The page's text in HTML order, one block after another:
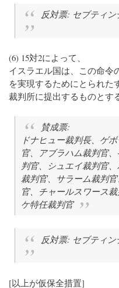
反対票: セブティ
(6) 15対2によって、
イスラエル国は、この命令
を実現するためにとられた
裁判所に提出するものとす
賛成票:
ドナヒュー裁判長、ゲ
官、アブラハム裁判官
判官、シュエイ裁判官
裁判官、サラーム裁判
官、チャールスワース
ケ特任裁判官
反対票: セブティ
[以上が仮保全措置]